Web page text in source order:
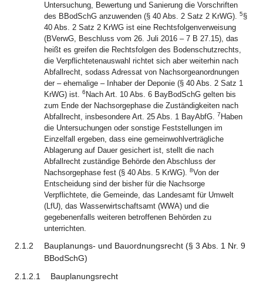
Untersuchung, Bewertung und Sanierung die Vorschriften
des BBodSchG anzuwenden (§ 40 Abs. 2 Satz 2 KrWG). 5§
40 Abs. 2 Satz 2 KrWG ist eine Rechtsfolgenverweisung
(BVerwG, Beschluss vom 26. Juli 2016 – 7 B 27.15), das
heißt es greifen die Rechtsfolgen des Bodenschutzrechts,
die Verpflichtetenauswahl richtet sich aber weiterhin nach
Abfallrecht, sodass Adressat von Nachsorgeanordnungen
der – ehemalige – Inhaber der Deponie (§ 40 Abs. 2 Satz 1
KrWG) ist. 6 Nach Art. 10 Abs. 6 BayBodSchG gelten bis
zum Ende der Nachsorgephase die Zuständigkeiten nach
Abfallrecht, insbesondere Art. 25 Abs. 1 BayAbfG. 7 Haben
die Untersuchungen oder sonstige Feststellungen im
Einzelfall ergeben, dass eine gemeinwohlverträgliche
Ablagerung auf Dauer gesichert ist, stellt die nach
Abfallrecht zuständige Behörde den Abschluss der
Nachsorgephase fest (§ 40 Abs. 5 KrWG). 8Von der
Entscheidung sind der bisher für die Nachsorge
Verpflichtete, die Gemeinde, das Landesamt für Umwelt
(LfU), das Wasserwirtschaftsamt (WWA) und die
gegebenenfalls weiteren betroffenen Behörden zu
unterrichten.
2.1.2
Bauplanungs- und Bauordnungsrecht (§ 3 Abs. 1 Nr. 9
BBodSchG)
2.1.2.1
Bauplanungsrecht